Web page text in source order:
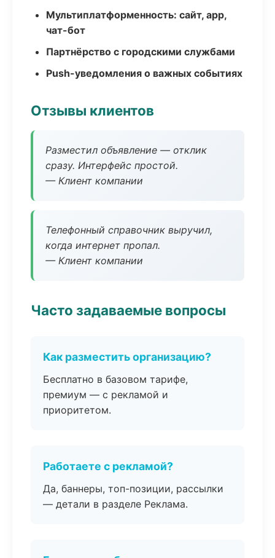
Мультиплатформенность: сайт, app,
чат-бот
Партнёрство с городскими службами
Push-уведомления о важных событиях
Отзывы клиентов
Разместил объявление — отклик
сразу. Интерфейс простой.
— Клиент компании
Телефонный справочник выручил,
когда интернет пропал.
— Клиент компании
Часто задаваемые вопросы
Как разместить организацию?
Бесплатно в базовом тарифе,
премиум — с рекламой и
приоритетом.
Работаете с рекламой?
Да, баннеры, топ-позиции, рассылки
— детали в разделе Реклама.